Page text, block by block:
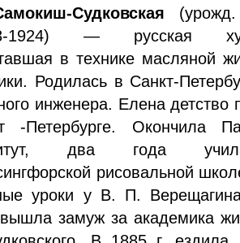
Судковская
1924) — русская
в технике масляной
Родилась в Санкт-
инженера. Елена детство
-Петербурге. Окончила
два года
рисовальной
уроки у В. П.
вышла замуж за академика